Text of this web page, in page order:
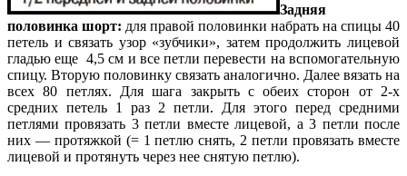
Задняя
половинка шорт: для правой половинки набрать на спицы 40
петель и связать узор «зубчики», затем продолжить лицевой
гладью еще 4,5 см и все петли перевести на вспомогательную
спицу. Вторую половинку связать аналогично. Далее вязать на
всех 80 петлях. Для шага закрыть с обеих сторон от 2-х
средних петель 1 раз 2 петли. Для этого перед средними
петлями провязать 3 петли вместе лицевой, а 3 петли после
них — протяжкой (= 1 петлю снять, 2 петли провязать вместе
лицевой и протянуть через нее снятую петлю).